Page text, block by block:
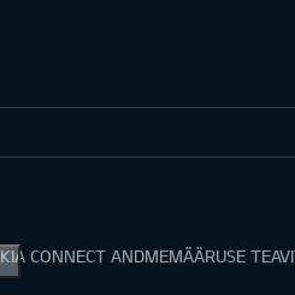
KIA CONNECT ANDMEMÄÄRUSE